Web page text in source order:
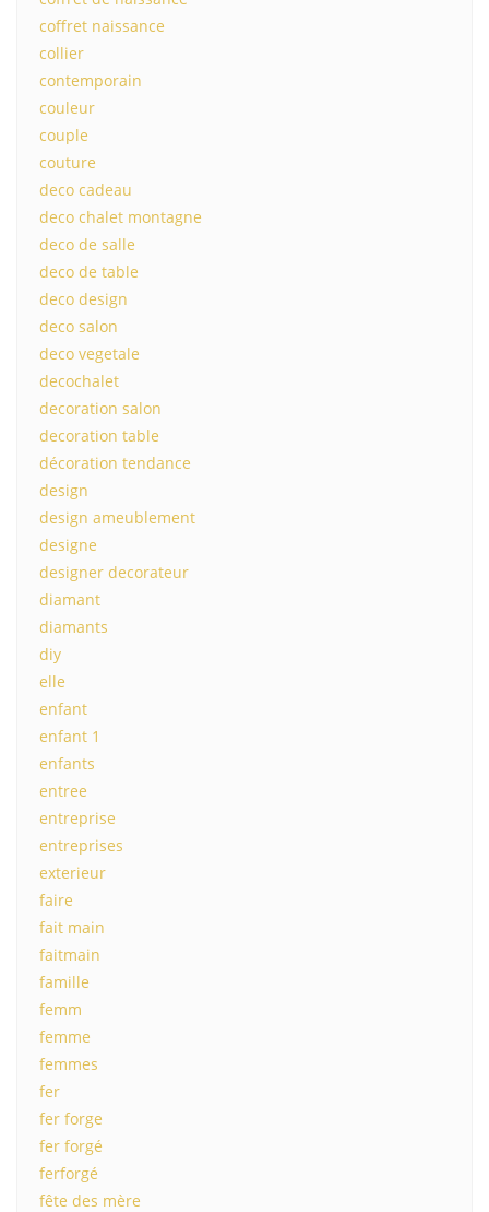
coffret naissance
collier
contemporain
couleur
couple
couture
deco cadeau
deco chalet montagne
deco de salle
deco de table
deco design
deco salon
deco vegetale
decochalet
decoration salon
decoration table
décoration tendance
design
design ameublement
designe
designer decorateur
diamant
diamants
diy
elle
enfant
enfant 1
enfants
entree
entreprise
entreprises
exterieur
faire
fait main
faitmain
famille
femm
femme
femmes
fer
fer forge
fer forgé
ferforgé
fête des mère